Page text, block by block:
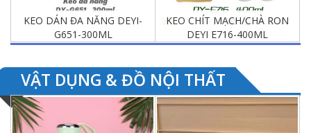
KEO DÁN ĐA NĂNG DEYI-
G651-300ML
KEO CHÍT MẠCH/CHÀ RON
DEYI E716-400ML
VẬT DỤNG & ĐỒ NỘI THẤT